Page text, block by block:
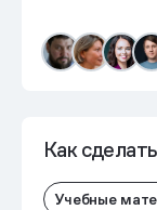
Как
Учебные